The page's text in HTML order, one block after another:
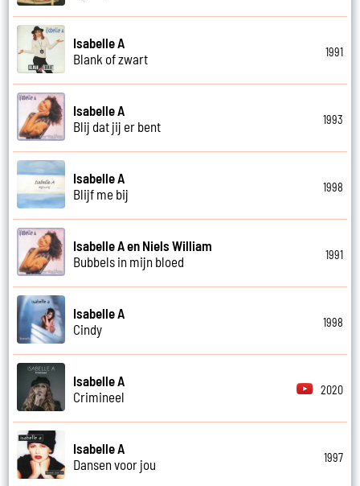
Isabelle A
Blank of zwart
1991
Isabelle A
Blij dat jij er bent
1993
Isabelle A
Blijf me bij
1998
Isabelle A en Niels William
Bubbels in mijn bloed
1991
Isabelle A
Cindy
1998
Isabelle A
Crimineel
2020
Isabelle A
Dansen voor jou
1997